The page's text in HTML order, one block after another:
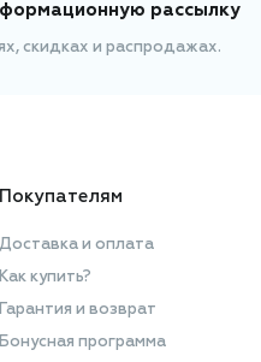
кончиков.
маски волосы
более
рассылку
скидках и распродажах.
Покупателям
Доставка и оплата
Как купить?
Гарантия и возврат
Бонусная программа